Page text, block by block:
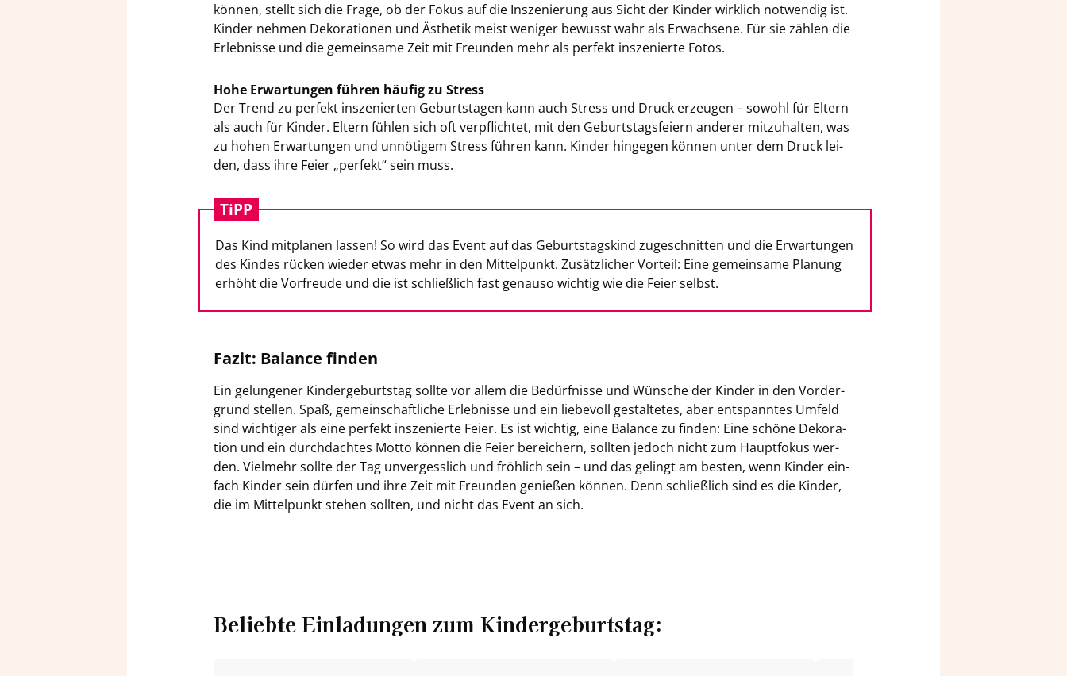
kön­nen, stellt sich die Frage, ob der Fokus auf die In­sze­nie­rung aus Sicht der Kin­der wirk­lich not­wen­dig ist.
Kin­der neh­men De­ko­ra­tio­nen und Äs­the­tik meist we­ni­ger be­wusst wahr als Er­wach­se­ne. Für sie zäh­len die
Er­leb­nis­se und die ge­mein­sa­me Zeit mit Freun­den mehr als per­fekt in­sze­nier­te Fotos.
Hohe Er­war­tun­gen füh­ren häu­fig zu Stress
Der Trend zu per­fekt in­sze­nier­ten Ge­burts­ta­gen kann auch Stress und Druck er­zeu­gen – so­wohl für El­tern
als auch für Kin­der. El­tern füh­len sich oft ver­pflich­tet, mit den Ge­burts­tags­fei­ern an­de­rer mit­zu­hal­ten, was
zu hohen Er­war­tun­gen und un­nö­ti­gem Stress füh­ren kann. Kin­der hin­ge­gen kön­nen unter dem Druck lei­
den, dass ihre Feier „per­fekt“ sein muss.
TiPP
Das Kind mit­pla­nen las­sen! So wird das Event auf das Ge­burts­tags­kind zu­ge­schnit­ten und die Er­war­tun­gen
des Kin­des rü­cken wie­der etwas mehr in den Mit­tel­punkt. Zu­sätz­li­cher Vor­teil: Eine ge­mein­sa­me Pla­nung
er­höht die Vor­freu­de und die ist schließ­lich fast ge­nau­so wich­tig wie die Feier selbst.
Fazit: Ba­lan­ce fin­den
Ein ge­lun­ge­ner Kin­der­ge­burts­tag soll­te vor allem die Be­dürf­nis­se und Wün­sche der Kin­der in den Vor­der­
grund stel­len. Spaß, ge­mein­schaft­li­che Er­leb­nis­se und ein lie­be­voll ge­stal­te­tes, aber ent­spann­tes Um­feld
sind wich­ti­ger als eine per­fekt in­sze­nier­te Feier. Es ist wich­tig, eine Ba­lan­ce zu fin­den: Eine schö­ne De­ko­ra­
ti­on und ein durch­dach­tes Motto kön­nen die Feier be­rei­chern, soll­ten je­doch nicht zum Haupt­fo­kus wer­
den. Viel­mehr soll­te der Tag un­ver­gess­lich und fröh­lich sein – und das ge­lingt am bes­ten, wenn Kin­der ein­
fach Kin­der sein dür­fen und ihre Zeit mit Freun­den ge­nie­ßen kön­nen. Denn schließ­lich sind es die Kin­der,
die im Mit­tel­punkt ste­hen soll­ten, und nicht das Event an sich.
Be­lieb­te Ein­la­dun­gen zum Kin­der­ge­burts­tag: